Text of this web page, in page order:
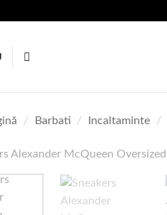
/ Barbati / Incaltaminte /